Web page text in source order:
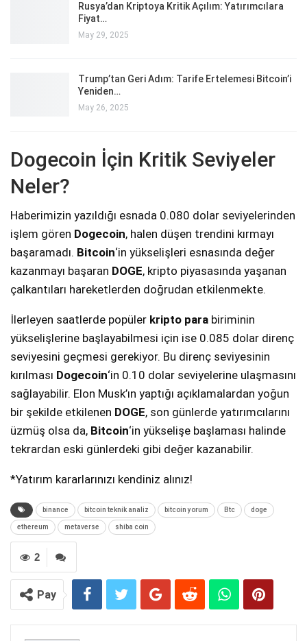
Rusya’dan Kriptoya Kritik Açılım: Yatırımcılara
Fiyat…
May 29, 2025
Trump’tan Geri Adım: Tarife Ertelemesi Bitcoin’i
Yeniden…
May 26, 2025
Dogecoin İçin Kritik Seviyeler
Neler?
Haberimizin yazıldığı esnada 0.080 dolar seviyelerinden
işlem gören Dogecoin, halen düşen trendini kırmayı
başaramadı. Bitcoin‘in yükselişleri esnasında değer
kazanmayı başaran DOGE, kripto piyasasında yaşanan
çalkantıları hareketlerden doğrudan etkilenmekte.
İlerleyen saatlerde popüler kripto para biriminin
yükselişlerine başlayabilmesi için ise 0.085 dolar direnç
seviyesini geçmesi gerekiyor. Bu direnç seviyesinin
kırılması Dogecoin‘in 0.10 dolar seviyelerine ulaşmasını
sağlayabilir. Elon Musk’ın yaptığı açıklamalardan yoğun
bir şekilde etkilenen DOGE, son günlerde yatırımcılarını
üzmüş olsa da, Bitcoin‘in yükselişe başlaması halinde
tekrardan eski günlerdeki gibi değer kazanabilir.
*Yatırım kararlarınızı kendiniz alınız!
binance bitcoin teknik analiz bitcoin yorum Btc doge
ethereum metaverse shiba coin
2
Pay